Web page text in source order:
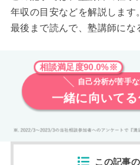
年収の目安などを解説します
最後まで読んで、塾講師にな
相談満足度90.0%※
自己分析が苦手
一緒に向いて
この記事